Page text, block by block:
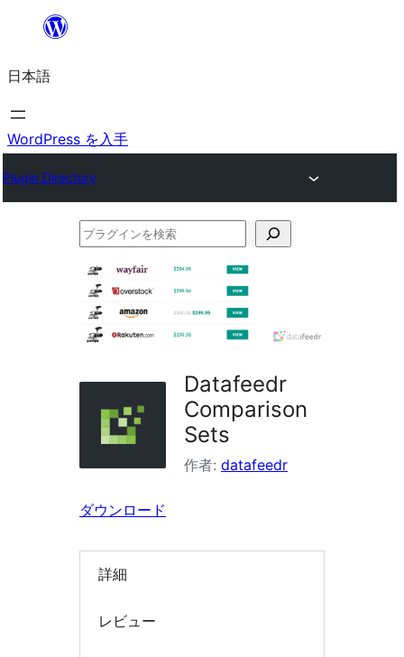
を
ス
キ
プ
日本語
WordPress を入手
Plugin Directory
プ
グ
イ
ン
Datafeedr
Comparison
Sets
作者: datafeedr
ダウンロード
詳細
レビュー